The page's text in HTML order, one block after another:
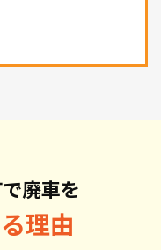
廃車を
理由